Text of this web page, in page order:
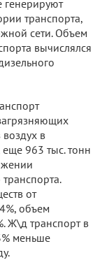
генерируют
транспорта,
сети. Объем
вычислялся
в
еще 963 тыс. тонн
от
объем
Ж\д транспорт в
меньше